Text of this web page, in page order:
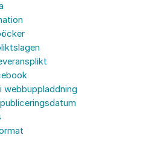
webbuppladdning